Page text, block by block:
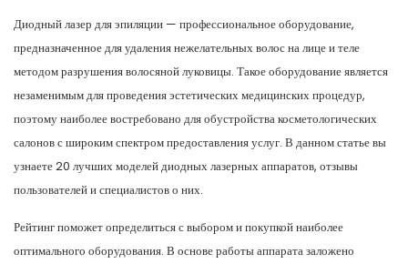
Диодный лазер для эпиляции — профессиональное оборудование,
предназначенное для удаления нежелательных волос на лице и теле
методом разрушения волосяной луковицы. Такое оборудование является
незаменимым для проведения эстетических медицинских процедур,
поэтому наиболее востребовано для обустройства косметологических
салонов с широким спектром предоставления услуг. В данном статье вы
узнаете 20 лучших моделей диодных лазерных аппаратов, отзывы
пользователей и специалистов о них.
Рейтинг поможет определиться с выбором и покупкой наиболее
оптимального оборудования. В основе работы аппарата заложено